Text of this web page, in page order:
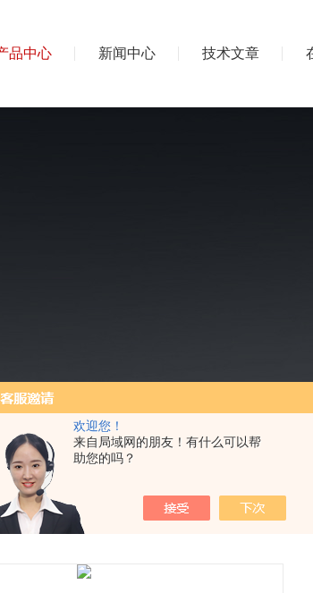
欢迎您！
来自局域网的朋友！有什么可以帮
助您的吗？
品中心 新闻中心 技术文章
我的位置